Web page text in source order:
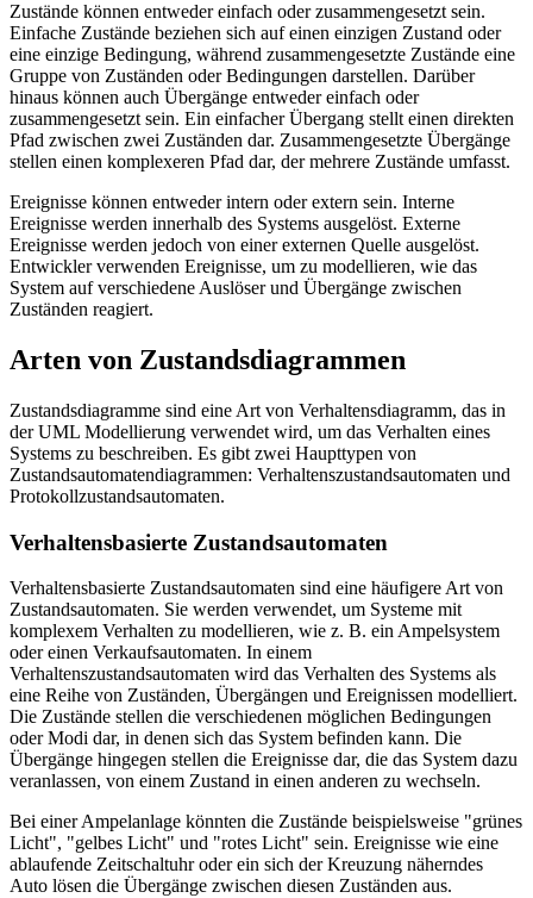
Zustände können entweder einfach oder zusammengesetzt sein.
Einfache Zustände beziehen sich auf einen einzigen Zustand oder
eine einzige Bedingung, während zusammengesetzte Zustände eine
Gruppe von Zuständen oder Bedingungen darstellen. Darüber
hinaus können auch Übergänge entweder einfach oder
zusammengesetzt sein. Ein einfacher Übergang stellt einen direkten
Pfad zwischen zwei Zuständen dar. Zusammengesetzte Übergänge
stellen einen komplexeren Pfad dar, der mehrere Zustände umfasst.
Ereignisse können entweder intern oder extern sein. Interne
Ereignisse werden innerhalb des Systems ausgelöst. Externe
Ereignisse werden jedoch von einer externen Quelle ausgelöst.
Entwickler verwenden Ereignisse, um zu modellieren, wie das
System auf verschiedene Auslöser und Übergänge zwischen
Zuständen reagiert.
Arten von Zustandsdiagrammen
Zustandsdiagramme sind eine Art von Verhaltensdiagramm, das in
der UML Modellierung verwendet wird, um das Verhalten eines
Systems zu beschreiben. Es gibt zwei Haupttypen von
Zustandsautomatendiagrammen: Verhaltenszustandsautomaten und
Protokollzustandsautomaten.
Verhaltensbasierte Zustandsautomaten
Verhaltensbasierte Zustandsautomaten sind eine häufigere Art von
Zustandsautomaten. Sie werden verwendet, um Systeme mit
komplexem Verhalten zu modellieren, wie z. B. ein Ampelsystem
oder einen Verkaufsautomaten. In einem
Verhaltenszustandsautomaten wird das Verhalten des Systems als
eine Reihe von Zuständen, Übergängen und Ereignissen modelliert.
Die Zustände stellen die verschiedenen möglichen Bedingungen
oder Modi dar, in denen sich das System befinden kann. Die
Übergänge hingegen stellen die Ereignisse dar, die das System dazu
veranlassen, von einem Zustand in einen anderen zu wechseln.
Bei einer Ampelanlage könnten die Zustände beispielsweise "grünes
Licht", "gelbes Licht" und "rotes Licht" sein. Ereignisse wie eine
ablaufende Zeitschaltuhr oder ein sich der Kreuzung näherndes
Auto lösen die Übergänge zwischen diesen Zuständen aus.